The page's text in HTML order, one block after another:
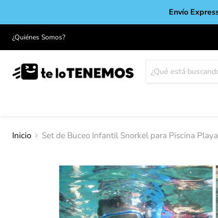
Envío
¿Quiénes Somos?
Inicio Set de Buceo Infantil Snorkel para Piscina